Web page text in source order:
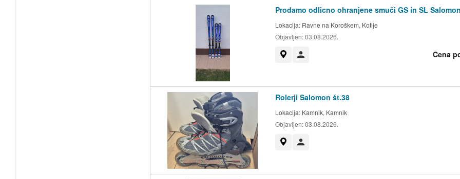
Prodamo odlicno ohranjene smuči GS in SL Salomon
Lokacija: Ravne na Koroškem, Kotlje
Objavljen:03.08.2026.
Cena
Rolerji Salomon št.38
Lokacija: Kamnik, Kamnik
Objavljen:03.08.2026.